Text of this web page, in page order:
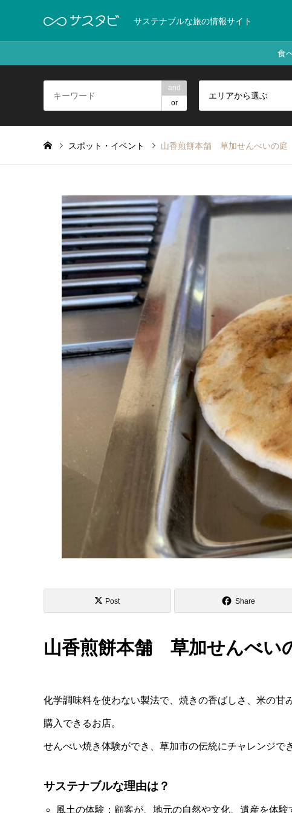
サステナブルな旅の情報サイト
食
and
or
エリアから選ぶ
スポット・イベント 山香煎餅本舗 草加せんべいの庭
Post Share
山香煎餅本舗 草加せんべい
化学調味料を使わない製法で、焼きの香ばしさ、米の
購入できるお店。
せんべい焼き体験ができ、草加市の伝統にチャレンジで
サステナブルな理由は？
風土の体験：顧客が、地元の自然や文化、遺産を体